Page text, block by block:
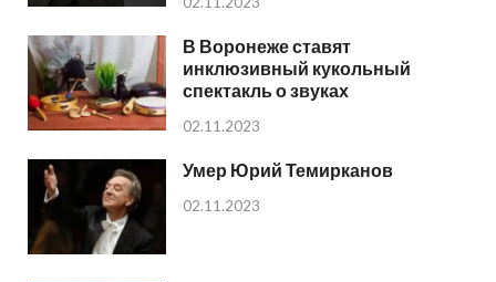
В Воронеже ставят
инклюзивный кукольный
спектакль о звуках
02.11.2023
Умер Юрий Темирканов
02.11.2023